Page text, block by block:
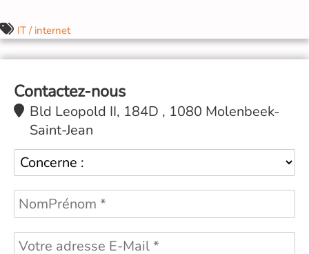
IT / internet
Contactez-nous
Bld Leopold II, 184D , 1080 Molenbeek-
Saint-Jean